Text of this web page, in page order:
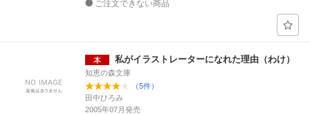
ご注文できない商品
私がイラストレーターになれた理由（わけ）
知恵の森文庫
（5件）
田中ひろみ
2005年07月発売